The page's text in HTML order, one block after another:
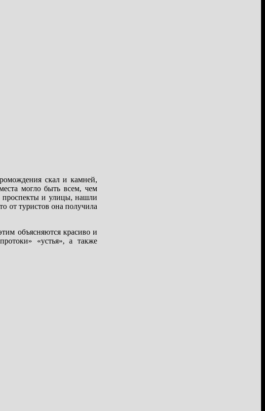
скал и камней,
могло быть всем, чем
проспекты и улицы, нашли
от туристов она получила
объясняются красиво и
«устья», а также